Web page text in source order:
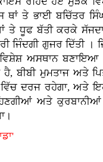
ਤੇ ਭਾਈ ਬਚਿੱਤਰ
ਤੇ ਧੂਫ ਬੱਤੀ ਕਰਕੇ ਸੱਜਦਾ
ਜਿੰਦਗੀ ਗੁਜਰ ਦਿੱਤੀ ।
ਅਸਥਾਨ ਬਣਾਇਆ
ਬੀਬੀ ਮੁਮਤਾਜ ਅਤੇ
ਦਰਜ ਰਹੇਗਾ, ਅਤੇ
ਅਤੇ